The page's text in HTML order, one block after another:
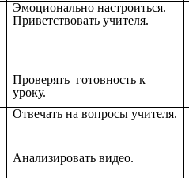
Эмоционально настроиться.
Приветствовать учителя.
Проверять готовность к
уроку.
Отвечать на вопросы учителя.
Анализировать видео.